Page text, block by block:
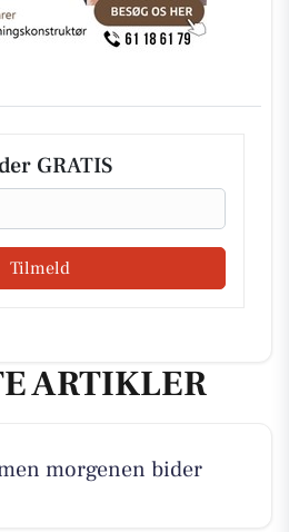
GRATIS
Tilmeld
ARTIKLER
morgenen bider